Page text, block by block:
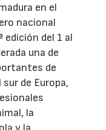
en el
nacional
edición del 1 al
una de
de
de Europa,
la